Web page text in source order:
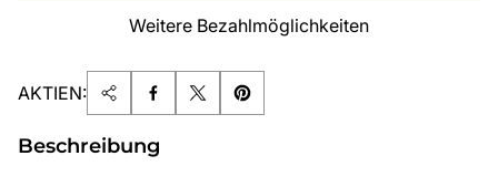
Weitere Bezahlmöglichkeiten
AKTIEN:
Beschreibung